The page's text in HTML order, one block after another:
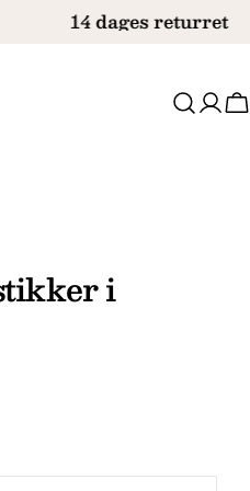
14 dages returret
i